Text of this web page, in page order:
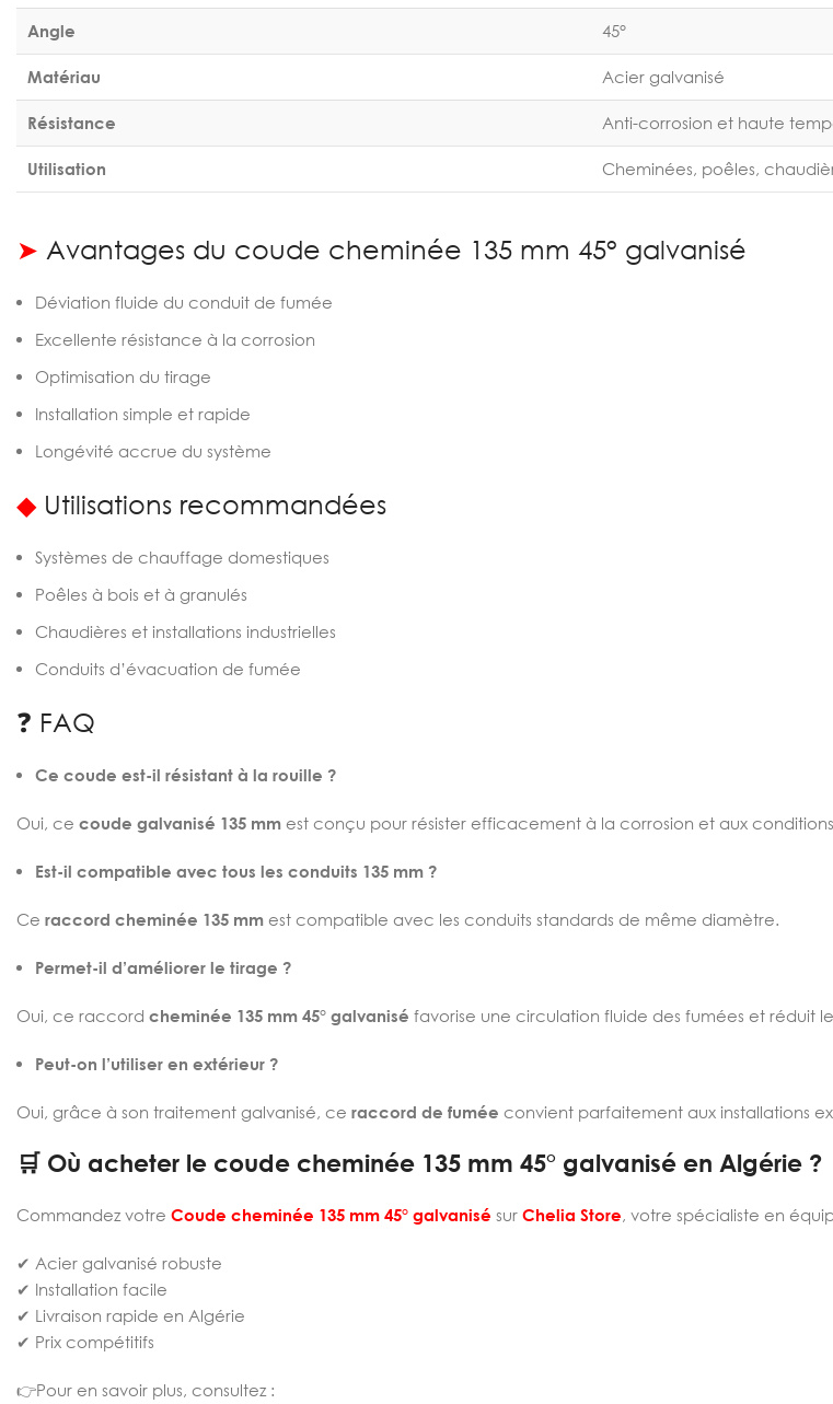
Angle 45°
Matériau Acier galvanisé
Résistance Anti-corrosion et haute
Utilisation Cheminées, poêles,
➤ Avantages du coude cheminée 135 mm 45° galvanisé
Déviation fluide du conduit de fumée
Excellente résistance à la corrosion
Optimisation du tirage
Installation simple et rapide
Longévité accrue du système
◆Utilisations recommandées
Systèmes de chauffage domestiques
Poêles à bois et à granulés
Chaudières et installations industrielles
Conduits d’évacuation de fumée
❓ FAQ
Ce coude est-il résistant à la rouille ?
Oui, ce coude galvanisé 135 mm est conçu pour résister efficacement à la corrosion et aux
Est-il compatible avec tous les conduits 135 mm ?
Ce raccord cheminée 135 mm est compatible avec les conduits standards de même diamètre.
Permet-il d’améliorer le tirage ?
Oui, ce raccord cheminée 135 mm 45° galvanisé favorise une circulation fluide des fumées et réduit
Peut-on l’utiliser en extérieur ?
Oui, grâce à son traitement galvanisé, ce raccord de fumée convient parfaitement aux installations
🛒 Où acheter le coude cheminée 135 mm 45° galvanisé en Algérie ?
Commandez votre Coude cheminée 135 mm 45° galvanisé sur Chelia Store, votre spécialiste en
✔ Acier galvanisé robuste
✔ Installation facile
✔ Livraison rapide en Algérie
✔ Prix compétitifs
👉Pour en savoir plus, consultez :